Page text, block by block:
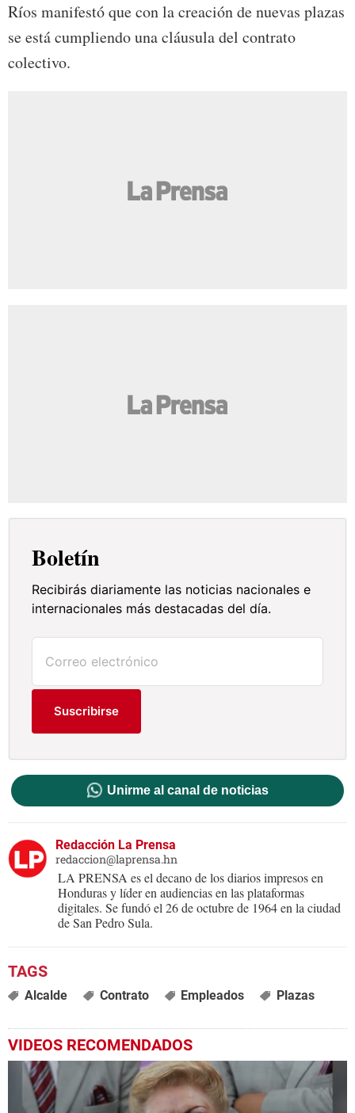
Ríos manifestó que con la creación de nuevas plazas
se está cumpliendo una cláusula del contrato
colectivo.
Boletín
Recibirás diariamente las noticias nacionales e
internacionales más destacadas del día.
Suscribirse
Unirme al canal de noticias
Redacción La Prensa
redaccion@laprensa.hn
LA PRENSA es el decano de los diarios impresos en
Honduras y líder en audiencias en las plataformas
digitales. Se fundó el 26 de octubre de 1964 en la ciudad
de San Pedro Sula.
Alcalde Contrato Empleados Plazas
VIDEOS RECOMENDADOS